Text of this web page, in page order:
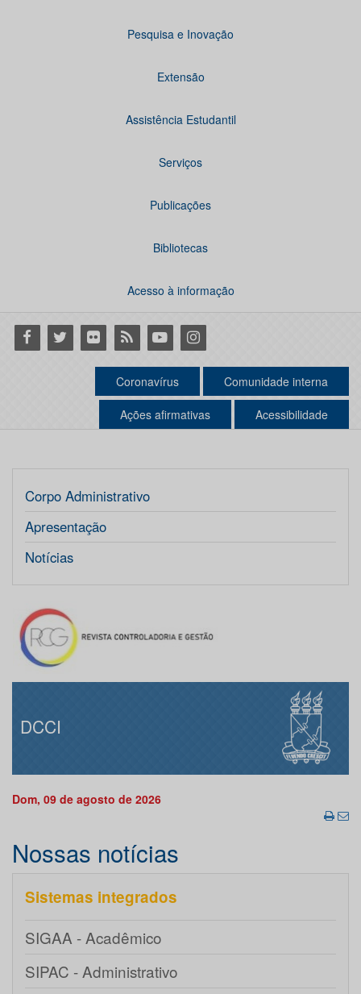
Pesquisa e Inovação
Extensão
Assistência Estudantil
Serviços
Publicações
Bibliotecas
Acesso à informação
Facebook
Twitter Flickr RSS YoutubeInstagram
Coronavírus Comunidade interna
Ações afirmativas Acessibilidade
Corpo Administrativo
Apresentação
Notícias
DCCI
Dom, 09 de agosto de 2026
Nossas notícias
Sistemas integrados
SIGAA - Acadêmico
SIPAC - Administrativo